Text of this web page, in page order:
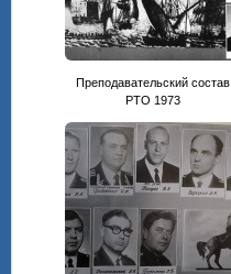
Преподавательский состав
РТО 1973